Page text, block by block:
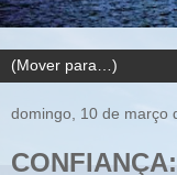
domingo, 10 de março